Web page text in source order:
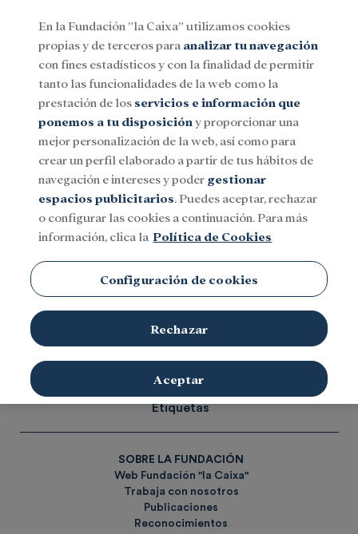
Menu
SocialInvestigación y becasCultura
Estudios religiosos
No existen contenidos en esta categoría.
Investigación y becas
Etiquetas
SOBRE LA FUNDACIÓN
Web Fundación "la Caixa"
Trabaja con nosotros
Publicaciones
Reconocimientos
En la Fundación ”la Caixa” utilizamos cookies
propias y de terceros para analizar tu navegación
con fines estadísticos y con la finalidad de permitir
tanto las funcionalidades de la web como la
prestación de los servicios e información que
ponemos a tu disposición y proporcionar una
mejor personalización de la web, así como para
crear un perfil elaborado a partir de tus hábitos de
navegación e intereses y poder gestionar
espacios publicitarios. Puedes aceptar, rechazar
o configurar las cookies a continuación. Para más
información, clica la Política de Cookies
Configuración de cookies
Rechazar
Aceptar